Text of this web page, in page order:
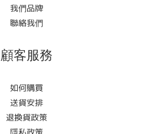
我們品牌
聯絡我們
顧客服務
如何購買
送貨安排
退換貨政策